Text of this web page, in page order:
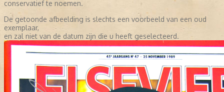
conservatief te noemen.
De getoonde afbeelding is slechts een voorbeeld van een oud
exemplaar,
en zal niet van de datum zijn die u heeft geselecteerd.